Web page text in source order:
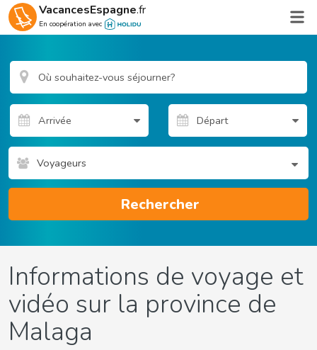
VacancesEspagne.fr
En coopération avec
Voyageurs
Rechercher
Informations de voyage et
vidéo sur la province de
Malaga